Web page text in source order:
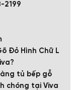
2199
Đỏ Hình Chữ L
tủ bếp gỗ
chóng tại Viva